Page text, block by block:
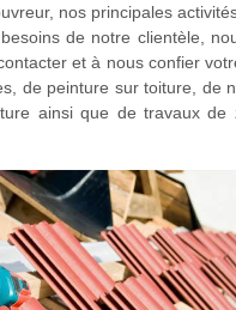
nos principales
de notre clientèle,
et à nous confier
de peinture sur toiture, de
ainsi que de travaux de